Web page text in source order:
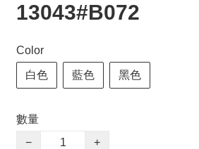
13043#B072
Color
白色 藍色 黑色
數量
−
+